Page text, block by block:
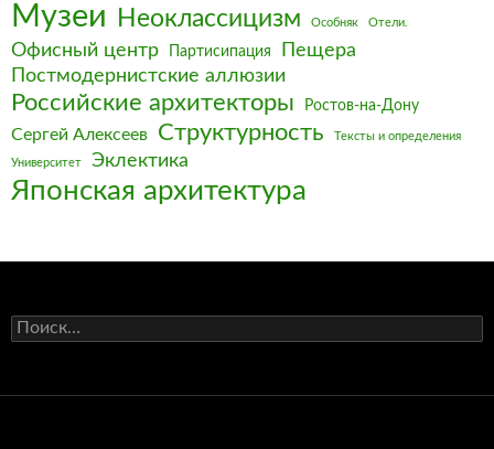
Музеи Неоклассицизм Особняк Отели.
Офисный центр Партисипация
Пещера
Постмодернистские аллюзии
Российские архитекторы Ростов-на-Дону
Сергей Алексеев Структурность Тексты и определения
Университет Эклектика
Японская архитектура
Найти: